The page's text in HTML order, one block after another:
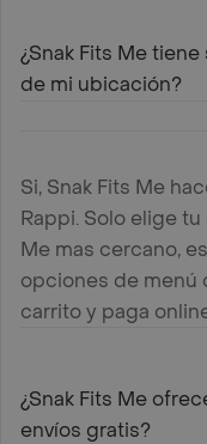
¿Snak Fits Me
de mi ubicación?
Si, Snak Fits Me
Rappi. Solo elige
Me mas cercano,
opciones de menú
carrito y paga
¿Snak Fits Me
envíos gratis?